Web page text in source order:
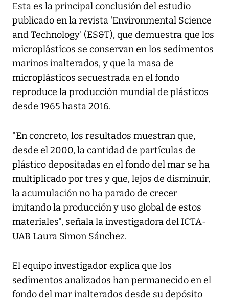
Esta es la principal conclusión del estudio
publicado en la revista 'Environmental Science
and Technology' (ES&T), que demuestra que los
microplásticos se conservan en los sedimentos
marinos inalterados, y que la masa de
microplásticos secuestrada en el fondo
reproduce la producción mundial de plásticos
desde 1965 hasta 2016.
"En concreto, los resultados muestran que,
desde el 2000, la cantidad de partículas de
plástico depositadas en el fondo del mar se ha
multiplicado por tres y que, lejos de disminuir,
la acumulación no ha parado de crecer
imitando la producción y uso global de estos
materiales", señala la investigadora del ICTA-
UAB Laura Simon Sánchez.
El equipo investigador explica que los
sedimentos analizados han permanecido en el
fondo del mar inalterados desde su depósito